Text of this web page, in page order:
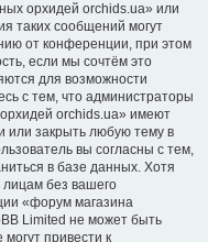
орхидей orchids.ua» или
таких сообщений могут
от конференции, при этом
если мы сочтём это
для возможности
с тем, что администраторы
orchids.ua» имеют
или закрыть любую тему в
вы согласны с тем,
в базе данных. Хотя
без вашего
«форум магазина
Limited не может быть
привести к